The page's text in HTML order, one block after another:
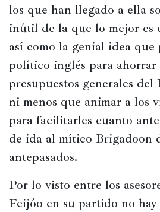
los que han llegado a ella
inútil de la que lo mejor es
así como la genial idea que
político inglés para ahorrar
presupuestos generales del
ni menos que animar a los
para facilitarles cuanto
de ida al mítico Brigadoon
antepasados.
Por lo visto entre los
Feijóo en su partido no